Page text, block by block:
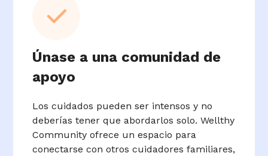
Únase a una comunidad de
apoyo
Los cuidados pueden ser intensos y no
deberías tener que abordarlos solo. Wellthy
Community ofrece un espacio para
conectarse con otros cuidadores familiares,